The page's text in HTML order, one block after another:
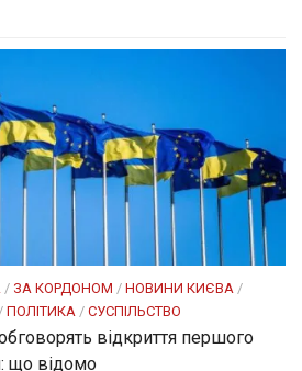
/ ЗА КОРДОНОМ / НОВИНИ КИЄВА /
ПОЛІТИКА / СУСПІЛЬСТВО
відкриття першого
що відомо